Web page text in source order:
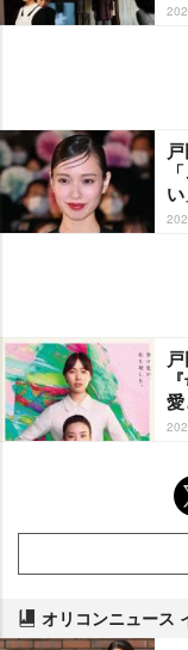
い
オリコンニュース